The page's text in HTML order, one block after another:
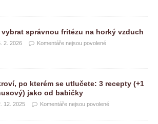
vybrat správnou fritézu na horký vzduch
2. 2026 Komentáře nejsou povolené
po kterém se utlučete: 3 recepty (+1
jako od babičky
12. 2025 Komentáře nejsou povolené